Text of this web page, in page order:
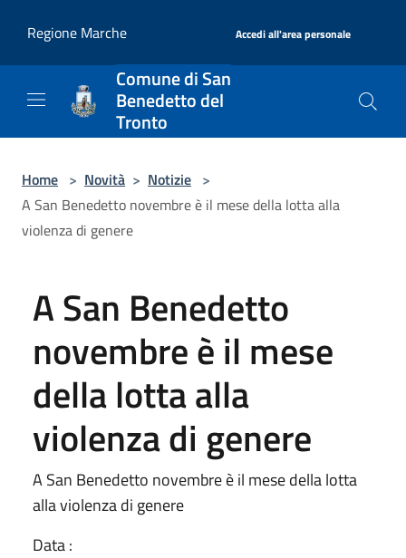
Regione Marche
Accedi all'area personale
Comune di San
Benedetto del
Tronto
Home > Novità > Notizie >
A San Benedetto novembre è il mese della lotta alla
violenza di genere
A San Benedetto
novembre è il mese
della lotta alla
violenza di genere
A San Benedetto novembre è il mese della lotta
alla violenza di genere
Data :